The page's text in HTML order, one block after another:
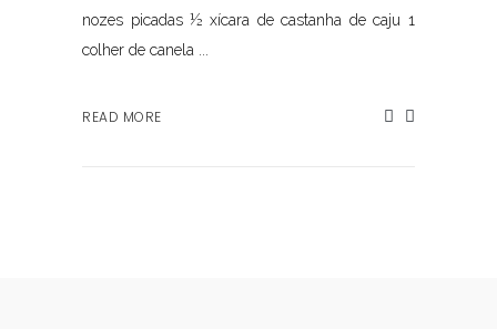
nozes picadas ½ xícara de castanha de caju 1
colher de canela ...
READ MORE